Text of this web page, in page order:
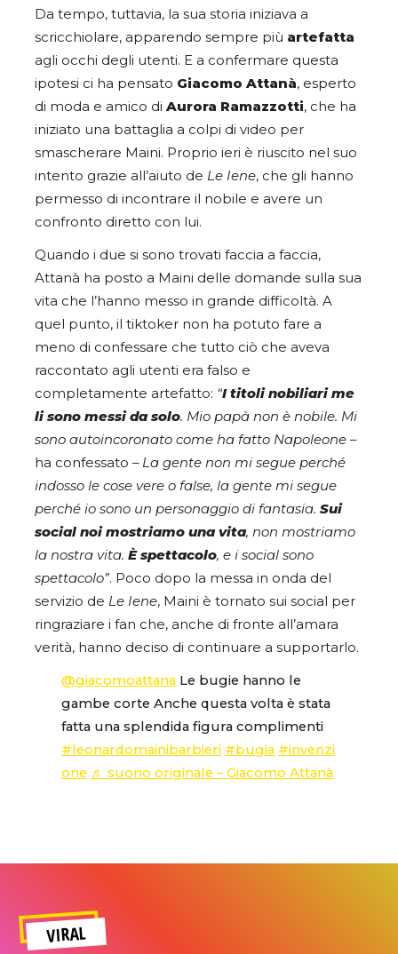
Da tempo, tuttavia, la sua storia iniziava a
scricchiolare, apparendo sempre più artefatta
agli occhi degli utenti. E a confermare questa
ipotesi ci ha pensato Giacomo Attanà, esperto
di moda e amico di Aurora Ramazzotti, che ha
iniziato una battaglia a colpi di video per
smascherare Maini. Proprio ieri è riuscito nel suo
intento grazie all’aiuto de Le Iene, che gli hanno
permesso di incontrare il nobile e avere un
confronto diretto con lui.
Quando i due si sono trovati faccia a faccia,
Attanà ha posto a Maini delle domande sulla sua
vita che l’hanno messo in grande difficoltà. A
quel punto, il tiktoker non ha potuto fare a
meno di confessare che tutto ciò che aveva
raccontato agli utenti era falso e
completamente artefatto: “I titoli nobiliari me
li sono messi da solo. Mio papà non è nobile. Mi
sono autoincoronato come ha fatto Napoleone –
ha confessato – La gente non mi segue perché
indosso le cose vere o false, la gente mi segue
perché io sono un personaggio di fantasia. Sui
social noi mostriamo una vita, non mostriamo
la nostra vita. È spettacolo, e i social sono
spettacolo”. Poco dopo la messa in onda del
servizio de Le Iene, Maini è tornato sui social per
ringraziare i fan che, anche di fronte all’amara
verità, hanno deciso di continuare a supportarlo.
@giacomoattana Le bugie hanno le
gambe corte Anche questa volta è stata
fatta una splendida figura complimenti
#leonardomainibarbieri #bugia #invenzi
one ♬ suono originale – Giacomo Attanà
VIRAL